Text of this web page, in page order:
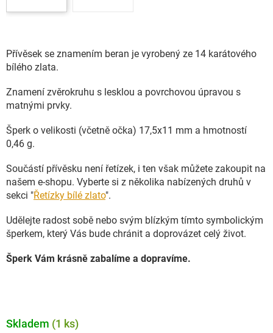
Přívěsek se znamením beran je vyrobený ze 14 karátového
bílého zlata.
Znamení zvěrokruhu s lesklou a povrchovou úpravou s
matnými prvky.
Šperk o velikosti (včetně očka) 17,5x11 mm a hmotností
0,46 g.
Součástí přívěsku není řetízek, i ten však můžete zakoupit na
našem e-shopu. Vyberte si z několika nabízených druhů v
sekci "Řetízky bílé zlato".
Udělejte radost sobě nebo svým blízkým tímto symbolickým
šperkem, který Vás bude chránit a doprovázet celý život.
Šperk Vám krásně zabalíme a dopravíme.
Skladem (1 ks)